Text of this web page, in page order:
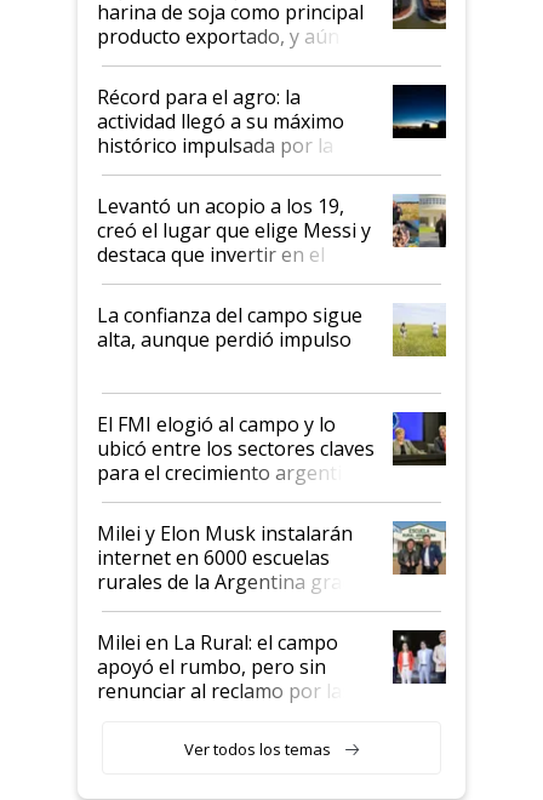
harina de soja como principal
producto exportado, y aún así
el agro aportó casi seis de cada
diez dólares y sostuvo el
liderazgo en un semestre
récord
Récord para el agro: la
actividad llegó a su máximo
histórico impulsada por la
cosecha y las exportaciones
Levantó un acopio a los 19,
creó el lugar que elige Messi y
destaca que invertir en el
kirchnerismo era como "darle
plata a un hijo para droga":
Juan Félix Rossetti, el libertario
que de una dura crisis salió
de Milei
La confianza del campo sigue
alta, aunque perdió impulso
El FMI elogió al campo y lo
ubicó entre los sectores claves
para el crecimiento argentino
Milei y Elon Musk instalarán
internet en 6000 escuelas
rurales de la Argentina gracias
a un acuerdo con Starlink
Milei en La Rural: el campo
apoyó el rumbo, pero sin
renunciar al reclamo por las
Ver todos los temas